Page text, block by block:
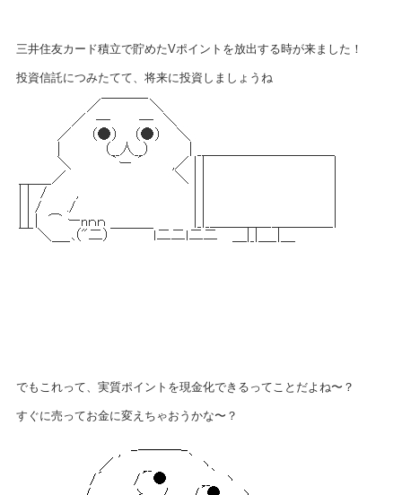
三井住友カード積立で貯めたVポイントを放出する時が来ました！
投資信託につみたてて、将来に投資しましょうね
でもこれって、実質ポイントを現金化できるってことだよね〜？
すぐに売ってお金に変えちゃおうかな〜？